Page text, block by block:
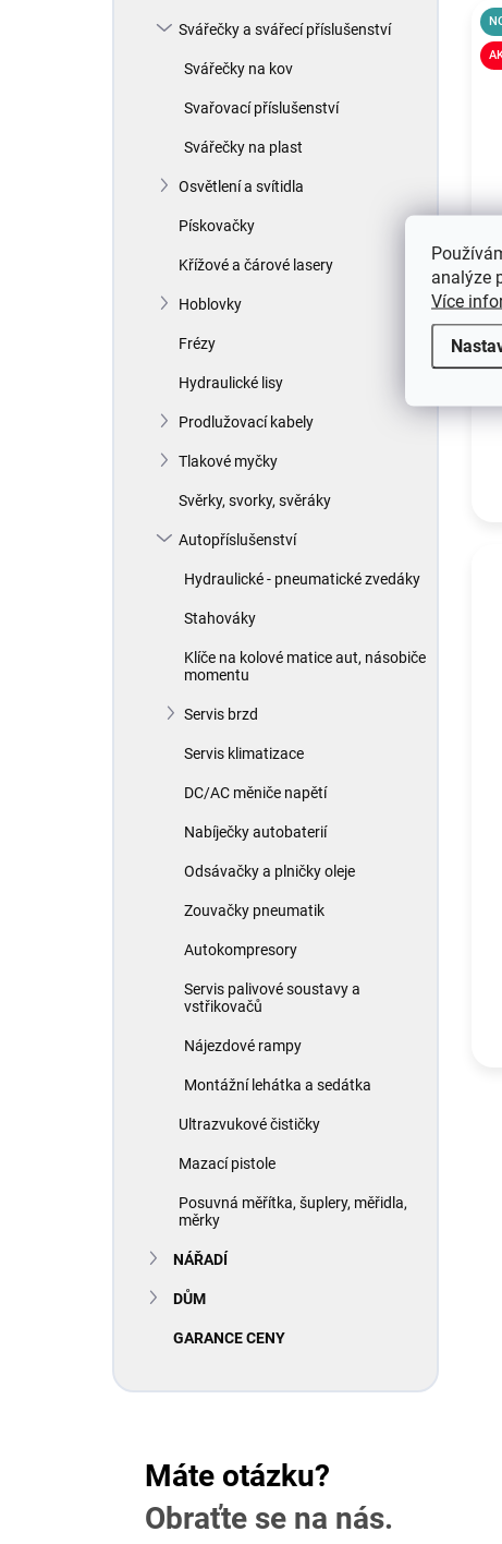
analýze
Více
Svářečky a svářecí příslušenství
Svářečky na kov
Svařovací příslušenství
Svářečky na plast
Osvětlení a svítidla
Pískovačky
Křížové a čárové lasery
Hoblovky
Frézy
Hydraulické lisy
Prodlužovací kabely
Tlakové myčky
Svěrky, svorky, svěráky
Autopříslušenství
Hydraulické - pneumatické zvedáky
Stahováky
Klíče na kolové matice aut, násobiče
momentu
Servis brzd
Servis klimatizace
DC/AC měniče napětí
Nabíječky autobaterií
Odsávačky a plničky oleje
Zouvačky pneumatik
Autokompresory
Servis palivové soustavy a
vstřikovačů
Nájezdové rampy
Montážní lehátka a sedátka
Ultrazvukové čističky
Mazací pistole
Posuvná měřítka, šuplery, měřidla,
měrky
NÁŘADÍ
DŮM
GARANCE CENY
Máte otázku?
Obraťte se na nás.